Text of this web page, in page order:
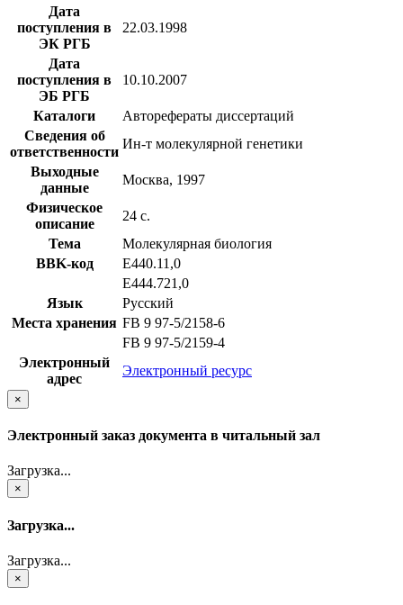
Дата
поступления в
ЭК РГБ
22.03.1998
Дата
поступления в
ЭБ РГБ
10.10.2007
Каталоги
Авторефераты диссертаций
Сведения об
ответственности
Ин-т молекулярной генетики
Выходные
данные
Москва, 1997
Физическое
описание
24 с.
Тема
Молекулярная биология
BBK-код
Е440.11,0
Е444.721,0
Язык
Русский
Места хранения FB 9 97-5/2158-6
FB 9 97-5/2159-4
Электронный
адрес
Электронный ресурс
×
Электронный заказ документа в читальный зал
Загрузка...
×
Загрузка...
Загрузка...
×